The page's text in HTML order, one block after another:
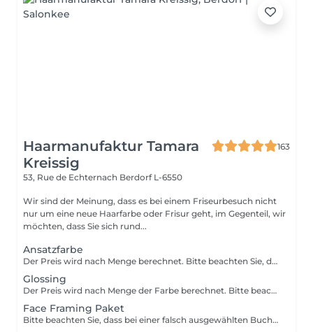
Haarmanufaktur Tamara
Kreissig
163
53, Rue de Echternach Berdorf L-6550
Wir sind der Meinung, dass es bei einem Friseurbesuch nicht
nur um eine neue Haarfarbe oder Frisur geht, im Gegenteil, wir
möchten, dass Sie sich rund...
Ansatzfarbe
Der Preis wird nach Menge berechnet. Bitte beachten Sie, dass bei einer falsch ausgewählten Buchungsoption keine Garantie für die Erbringung der Dienstleistung besteht. Danke für Ihr Verständnis.
Glossing
Der Preis wird nach Menge der Farbe berechnet. Bitte beachten Sie, dass bei einer falsch ausgewählten Buchungsoption keine Garantie für die Erbringung der Dienstleistung besteht. Danke für Ihr Verständnis.
Face Framing Paket
Bitte beachten Sie, dass bei einer falsch ausgewählten Buchungsoption keine Garantie für die Erbringung der Dienstleistung besteht. Danke für Ihr Verständnis.